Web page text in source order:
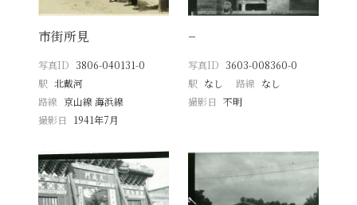
市街所見
写真ID 3806-040131-0
駅 北戴河
路線 京山線 海浜線
撮影日
1941年7月
−
写真ID 3603-008360-0
駅 なし 路線 なし
撮影日 不明